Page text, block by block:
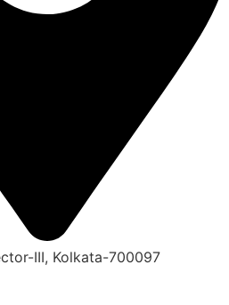
III, Kolkata-700097